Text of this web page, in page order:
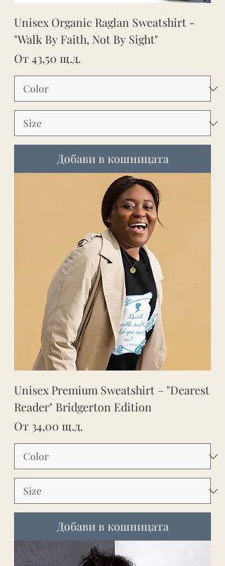
Unisex Organic Raglan Sweatshirt -
"Walk By Faith, Not By Sight"
От43,50 щ.д.
Продажна цена
Добави в кошницата
Unisex Premium Sweatshirt – "Dearest
Reader" Bridgerton Edition
От 34,00 щ.д.
Продажна цена
Добави в кошницата